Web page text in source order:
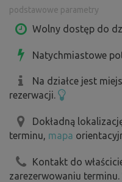
gotowe - używaj na
podstawowe parametry
Wolny dostęp do
Natychmiastowe
Na działce jest
rezerwacji.
Dokładną
terminu, mapa
Kontakt do
zarezerwowaniu terminu.